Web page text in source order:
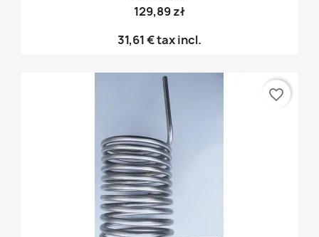
129,89 zł
31,61 €tax incl.
favorite_border